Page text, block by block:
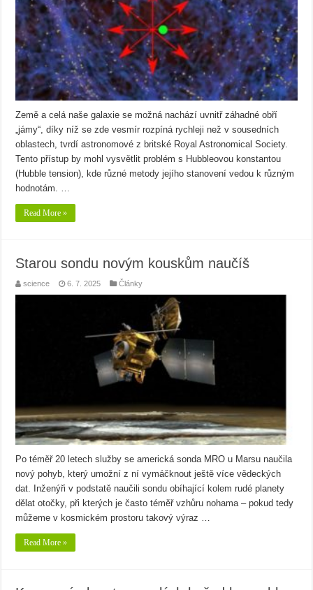
Země a celá naše galaxie se možná nachází uvnitř záhadné obří
„jámy“, díky níž se zde vesmír rozpíná rychleji než v sousedních
oblastech, tvrdí astronomové z britské Royal Astronomical Society.
Tento přístup by mohl vysvětlit problém s Hubbleovou konstantou
(Hubble tension), kde různé metody jejího stanovení vedou k různým
hodnotám. …
Read More »
Starou sondu novým kouskům naučíš
science 6. 7. 2025 Články
Po téměř 20 letech služby se americká sonda MRO u Marsu naučila
nový pohyb, který umožní z ní vymáčknout ještě více vědeckých
dat. Inženýři v podstatě naučili sondu obíhající kolem rudé planety
dělat otočky, při kterých je často téměř vzhůru nohama – pokud tedy
můžeme v kosmickém prostoru takový výraz …
Read More »